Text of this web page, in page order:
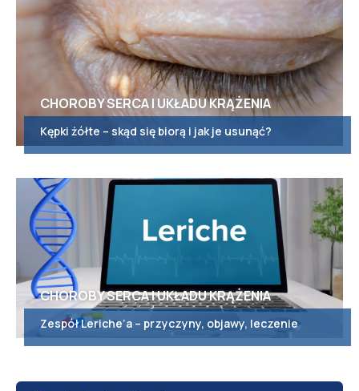
CHOROBY SERCA I UKŁADU KRĄŻENIA
Kępki żółte – skąd się biorą i jak je usunąć?
CHOROBY SERCA I UKŁADU KRĄŻENIA
Zespół Leriche’a – przyczyny, objawy, leczenie